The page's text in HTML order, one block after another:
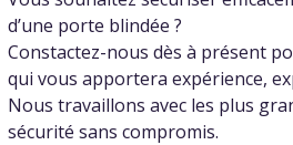
d’une porte blindée ?
Constactez-nous dès à présent
qui vous apportera expérience,
Nous travaillons avec les plus
sécurité sans compromis.